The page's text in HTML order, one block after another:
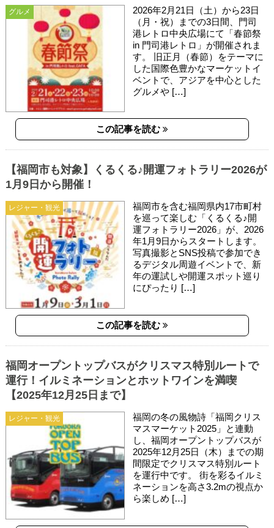
グルメ
2026年2月21日（土）から23日
（月・祝）までの3日間、門司
港レトロ中央広場にて「春節祭
in 門司港レトロ」が開催されま
す。 旧正月（春節）をテーマに
した国際色豊かなマーケットイ
ベントで、アジアを中心とした
グルメや […]
この記事を読む
レジャー・観光
【福岡市も対象】くるくる♪開運フォトラリー2026が
1月9日から開催！
福岡市を含む福岡県内17市町村
を巡って楽しむ「くるくる♪開
運フォトラリー2026」が、2026
年1月9日からスタートします。
写真撮影とSNS投稿で参加でき
るデジタル周遊イベントで、新
年の運試しや開運スポット巡り
にぴったり […]
この記事を読む
レジャー・観光
福岡オープントップバスがクリスマス特別ルートで
運行！イルミネーションとホットワインを満喫
【2025年12月25日まで】
福岡の冬の風物詩「福岡クリス
マスマーケット2025」と連動
し、福岡オープントップバスが
2025年12月25日（木）までの期
間限定でクリスマス特別ルート
を運行中です。 街を彩るイルミ
ネーションを高さ3.2mの視点か
ら楽しめ […]